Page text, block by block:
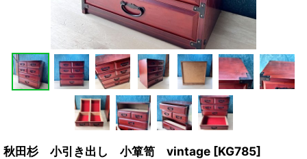
秋田杉 小引き出し 小箪笥 vintage [KG785]